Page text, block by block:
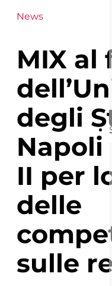
News
MIX al
degli
Napoli
II per
delle
sulle